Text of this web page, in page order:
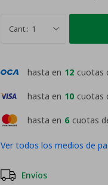
1
hasta en 6 cuotas
hasta en 12 cuotas
hasta en 10 cuotas
Ver todos los medios de
Envíos